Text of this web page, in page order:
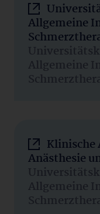
Allgemeine
Allgemeine
Klinische
Anästhesie
Allgemeine